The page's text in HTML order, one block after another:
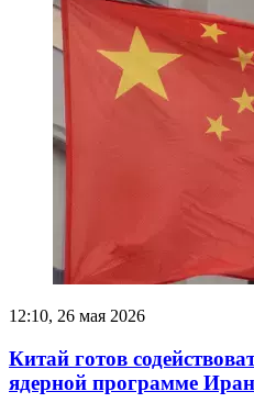
12:10, 26 мая 2026
Китай готов
ядерной программе